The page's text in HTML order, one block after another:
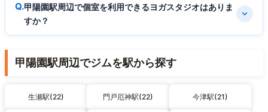
甲陽園駅周辺で個室を利用できるヨガスタジオはありま
すか？
甲陽園駅周辺でジムを駅から探す
生瀬駅(22) 門戸厄神駅(22) 今津駅(21)